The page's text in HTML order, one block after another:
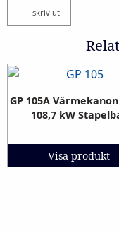
skriv ut
GP 105A
108,7 kW
Visa produkt